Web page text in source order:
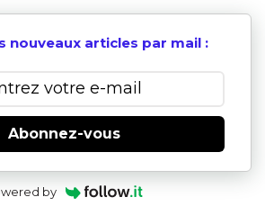
nouveaux articles par mail :
Abonnez-vous
by